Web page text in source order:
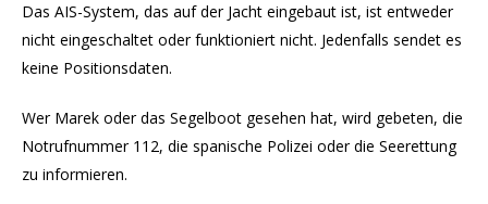
Das AIS-System, das auf der Jacht eingebaut ist, ist entweder
nicht eingeschaltet oder funktioniert nicht. Jedenfalls sendet es
keine Positionsdaten.
Wer Marek oder das Segelboot gesehen hat, wird gebeten, die
Notrufnummer 112, die spanische Polizei oder die Seerettung
zu informieren.